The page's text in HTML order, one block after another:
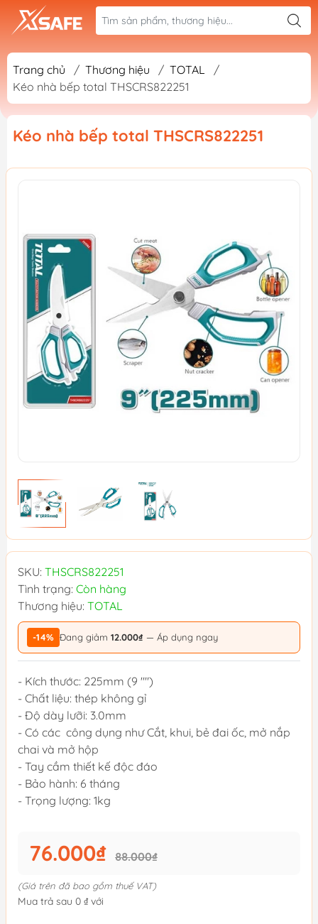
Trang chủ / Thương hiệu / TOTAL
/
Kéo nhà bếp total THSCRS822251
Kéo nhà bếp total THSCRS822251
SKU: THSCRS822251
Tình trạng: Còn hàng
Thương hiệu: TOTAL
-14% Đang giảm 12.000₫ — Áp dụng ngay
- Kích thước: 225mm (9 "")
- Chất liệu: thép không gỉ
- Độ dày lưỡi: 3.0mm
- Có các công dụng như Cắt, khui, bẻ đai ốc, mở nắp
chai và mở hộp
- Tay cầm thiết kế độc đáo
- Bảo hành: 6 tháng
- Trọng lượng: 1kg
76.000₫ 88.000₫
(Giá trên đã bao gồm thuế VAT)
Mua trả sau 0 ₫ với